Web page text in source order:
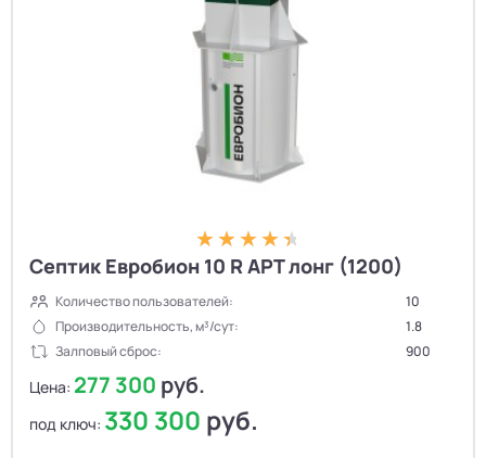
Септик Евробион 10 R АРТ лонг (1200)
Количество пользователей:
10
Производительность, м³/сут:
1.8
Залповый сброс:
900
Цена: 277 300 руб.
под ключ: 330 300 руб.